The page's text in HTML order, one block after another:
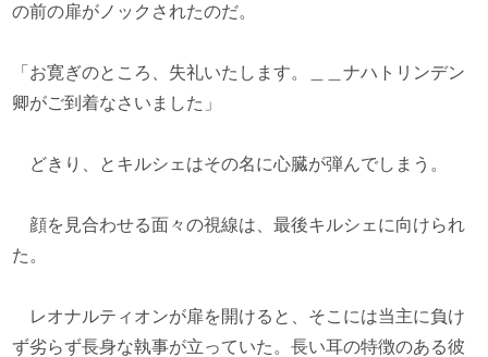
の前の扉がノックされたのだ。
「お寛ぎのところ、失礼いたします。＿＿ナハトリンデン
卿がご到着なさいました」
どきり、とキルシェはその名に心臓が弾んでしまう。
顔を見合わせる面々の視線は、最後キルシェに向けられ
た。
レオナルティオンが扉を開けると、そこには当主に負け
ず劣らず長身な執事が立っていた。長い耳の特徴のある彼